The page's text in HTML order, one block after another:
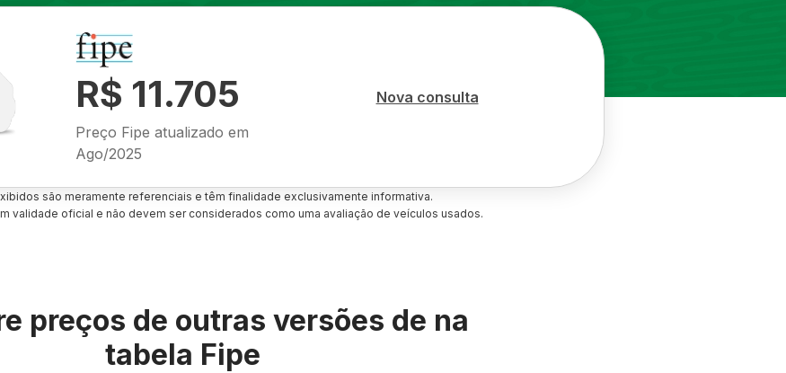
R$ 11.705
Preço Fipe atualizado em
Ago/2025
Nova consulta
são meramente referenciais e têm finalidade exclusivamente informativa.
validade oficial e não devem ser considerados como uma avaliação de veículos usados.
preços de outras versões de na
tabela Fipe